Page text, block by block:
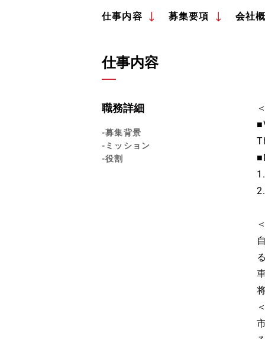
仕事内容 募集要項 会社
仕事内容
職務詳細
-募集背景
-ミッション
-役割